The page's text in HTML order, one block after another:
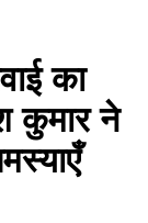
का
कुमार ने